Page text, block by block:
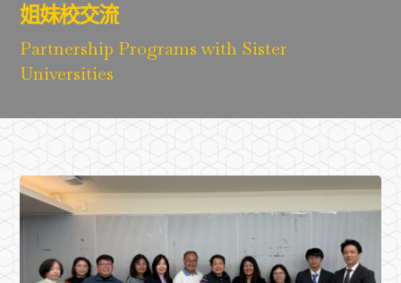
姐妹校交流
Partnership Programs with Sister
Universities